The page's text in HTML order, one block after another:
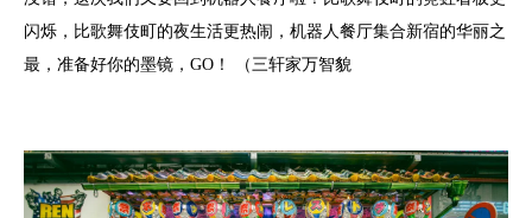
闪烁，比歌舞伎町的夜生活更热闹，机器人餐厅集合新宿的华丽之
最，准备好你的墨镜，GO！ （三轩家万智貌